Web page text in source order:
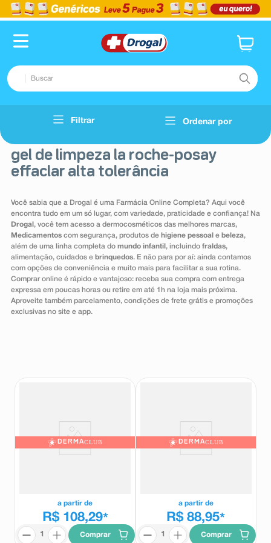
Buscar
TERMOS MAIS BUSCADOS
2º pampers confort sec max
3 º dipirona
4º lenço umedecido
5º tadalafila
6º minoxidil
7º desodorante
8º absorvente
9º teste gravidez
Filtrar Ordenar por
gel de limpeza la roche-posay
effaclar alta tolerância
Você sabia que a Drogal é uma Farmácia Online Completa? Aqui você
encontra tudo em um só lugar, com variedade, praticidade e confiança! Na
Drogal , você tem acesso a dermocosméticos das melhores marcas,
Medicamentoscom segurança, produtos de higiene pessoal e beleza,
além de uma linha completa do mundo infantil , incluindo fraldas,
alimentação, cuidados e brinquedos. E não para por aí: ainda contamos
com opções de conveniência e muito mais para facilitar a sua rotina.
Comprar online é rápido e vantajoso: receba sua compra com entrega
expressa em poucas horas ou retire em até 1h na loja mais próxima.
Aproveite também parcelamento, condições de frete grátis e promoções
exclusivas no site e app.
DERMACLUB
a partir de
R$ 108,29*
Comprar
DERMACLUB
a partir de
R$ 88,95*
Comprar